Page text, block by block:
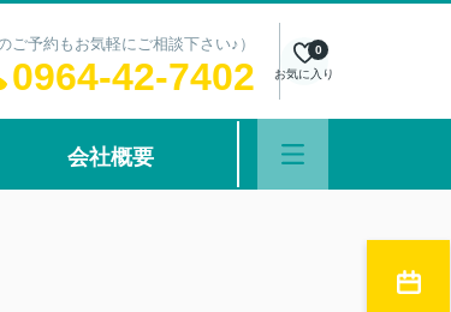
予約もお気軽にご相談下さい♪）
0964-42-7402 お気に入り
0
会社概要